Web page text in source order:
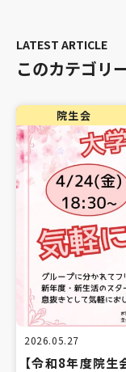
このカテゴリ
院生会
2026.05.27
【令和8年度院